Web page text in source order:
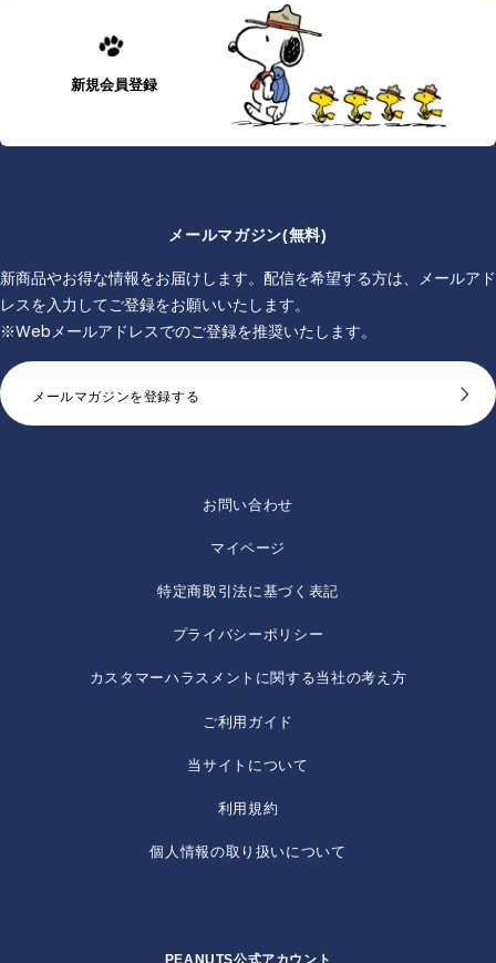
新規会員登録
メールマガジン(無料)
新商品やお得な情報をお届けします。配信を希望する方は、メールアド
レスを入力してご登録をお願いいたします。
※Webメールアドレスでのご登録を推奨いたします。
メールマガジンを登録する
お問い合わせ
マイページ
特定商取引法に基づく表記
プライバシーポリシー
カスタマーハラスメントに関する当社の考え方
ご利用ガイド
当サイトについて
利用規約
個人情報の取り扱いについて
PEANUTS公式アカウント